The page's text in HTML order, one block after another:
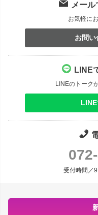
メー
お気軽に
お問い
LINE
LINEのトーク
受付時間／